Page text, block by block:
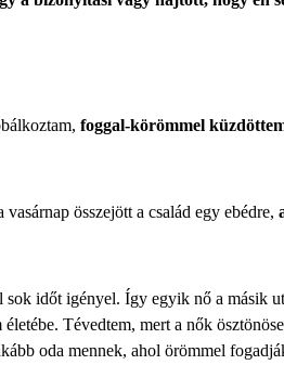
foggal-körömmel
összejött a család egy ebédre,
sok időt igényel. Így egyik nő a másik
Tévedtem, mert a nők
oda mennek, ahol örömmel